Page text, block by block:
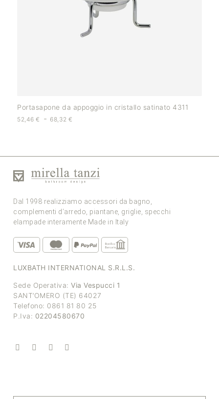
Portasapone da appoggio in cristallo satinato 4311
52,46 € - 68,32€
Dal 1998 realizziamo accessori da bagno,
complementi d’arredo, piantane, griglie, specchi
elampade interamente Made in Italy
LUXBATH INTERNATIONAL S.R.L.S.
Sede Operativa: Via Vespucci 1
SANT’OMERO (TE) 64027
Telefono: 0861 81 80 25
P.Iva: 02204580670